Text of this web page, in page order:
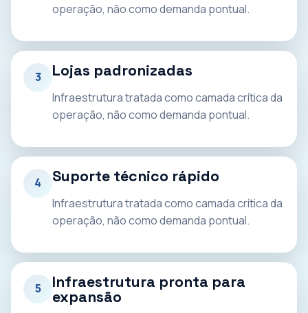
operação, não como demanda pontual.
3 Lojas padronizadas
Infraestrutura tratada como camada crítica da
operação, não como demanda pontual.
4 Suporte técnico rápido
Infraestrutura tratada como camada crítica da
operação, não como demanda pontual.
5
Infraestrutura pronta para
expansão